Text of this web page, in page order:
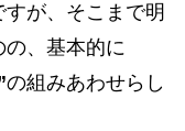
すが、そこまで明
、基本的に
の組みあわせらし